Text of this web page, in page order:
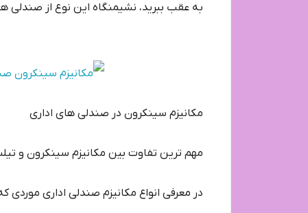
به عقب ببرید، نشیمنگاه این نوع از صندلی ها به اندازه ۵ درجه
مکانیزم سینکرون در صندلی های اداری
مهم ترین تفاوت بین مکانیزم سینکرون و
در معرفی انواع مکانیزم صندلی اداری